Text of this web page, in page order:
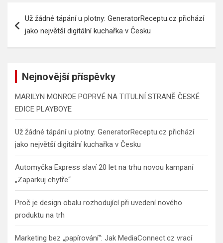
proUž žádné tápání u plotny: GeneratorReceptu.cz přichází
jako největší digitální kuchařka v Česku
Nejnovější příspěvky
MARILYN MONROE POPRVÉ NA TITULNÍ STRANĚ ČESKÉ
EDICE PLAYBOYE
Už žádné tápání u plotny: GeneratorReceptu.cz přichází
jako největší digitální kuchařka v Česku
Automyčka Express slaví 20 let na trhu novou kampaní
„Zaparkuj chytře“
Proč je design obalu rozhodující při uvedení nového
produktu na trh
Marketing bez „papírování“: Jak MediaConnect.cz vrací